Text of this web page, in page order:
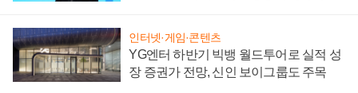
인터넷·게임·콘텐츠
YG엔터 하반기 빅뱅 월드투어로 실적 성
장 증권가 전망, 신인 보이그룹도 주목